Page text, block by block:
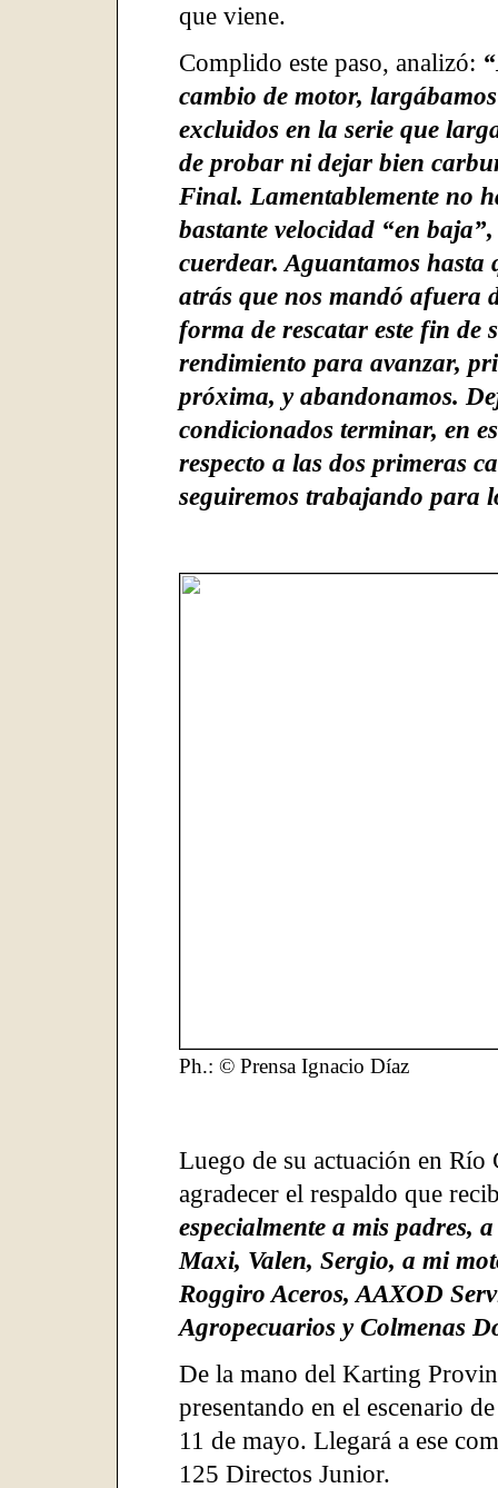
que viene.
Complido este paso, analizó:
cambio de motor,
excluidos en la serie que
de probar ni dejar bien
Final. Lamentablemente no
bastante velocidad “en
cuerdear. Aguantamos hasta
atrás que nos mandó afuera
forma de rescatar este fin de
rendimiento para avanzar,
próxima, y abandonamos.
condicionados terminar, en
respecto a las dos primeras
seguiremos trabajando para
Ph.: © Prensa Ignacio Díaz
Luego de su actuación en
agradecer el respaldo que
especialmente a mis padres,
Maxi, Valen, Sergio, a mi
Roggiro Aceros, AAXOD
Agropecuarios y Colmenas
De la mano del Karting
presentando en el escenario
11 de mayo. Llegará a ese
125 Directos Junior.